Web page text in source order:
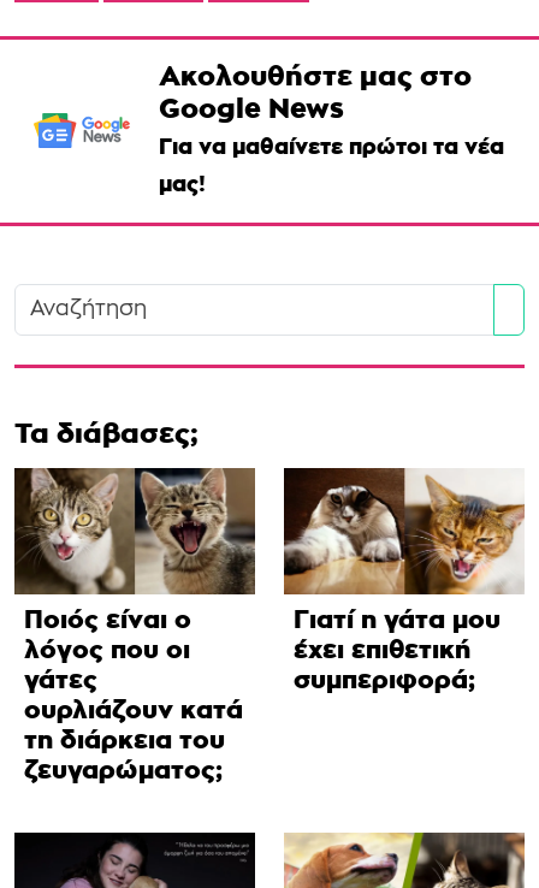
Ακολουθήστε μας στο
Google News
Για να μαθαίνετε πρώτοι τα νέα
μας!
Τα διάβασες;
Ποιός είναι ο
λόγος που οι
γάτες
ουρλιάζουν κατά
τη διάρκεια του
ζευγαρώματος;
Γιατί η γάτα μου
έχει επιθετική
συμπεριφορά;